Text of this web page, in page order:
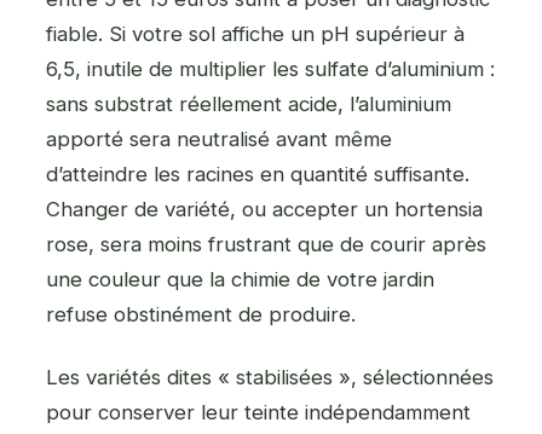
fiable. Si votre sol affiche un pH supérieur à
6,5, inutile de multiplier les sulfate d’aluminium :
sans substrat réellement acide, l’aluminium
apporté sera neutralisé avant même
d’atteindre les racines en quantité suffisante.
Changer de variété, ou accepter un hortensia
rose, sera moins frustrant que de courir après
une couleur que la chimie de votre jardin
refuse obstinément de produire.
Les variétés dites « stabilisées », sélectionnées
pour conserver leur teinte indépendamment